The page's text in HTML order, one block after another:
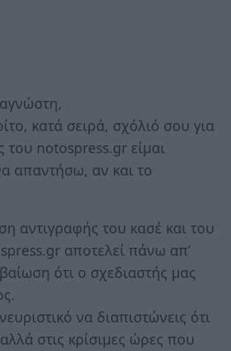
κατά σειρά, σχόλιό σου για
του notospress.gr είμαι
απαντήσω, αν και το
αντιγραφής του κασέ και του
αποτελεί πάνω απ’
ότι ο σχεδιαστής μας
να διαπιστώνεις ότι
στις κρίσιμες ώρες που